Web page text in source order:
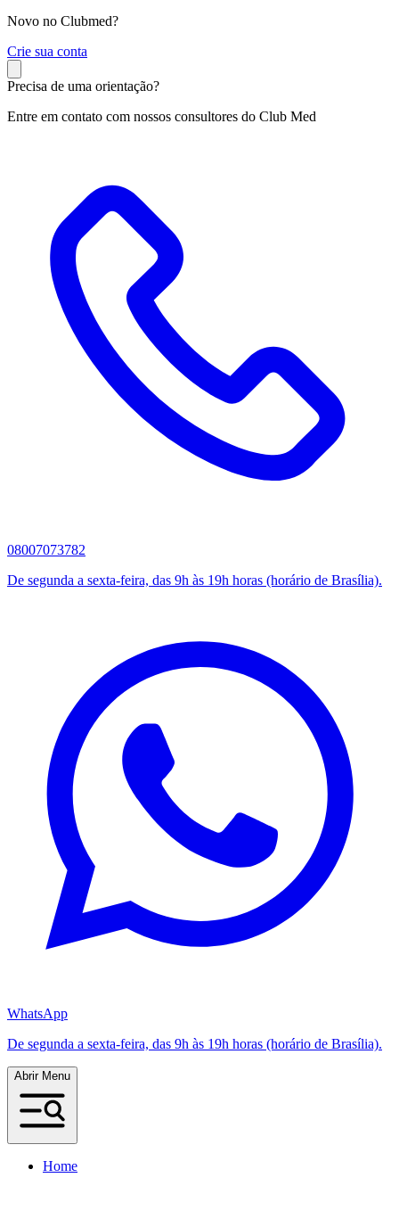
Novo no Clubmed?
Crie sua conta
Precisa de uma orientação?
Entre em contato com nossos consultores do Club Med
08007073782
De segunda a sexta-feira, das 9h às 19h horas (horário de Brasília).
WhatsApp
De segunda a sexta-feira, das 9h às 19h horas (horário de Brasília).
Abrir Menu
Home